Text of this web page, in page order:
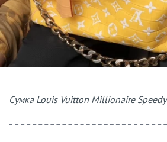
Сумка Louis Vuitton Millionaire Speedy